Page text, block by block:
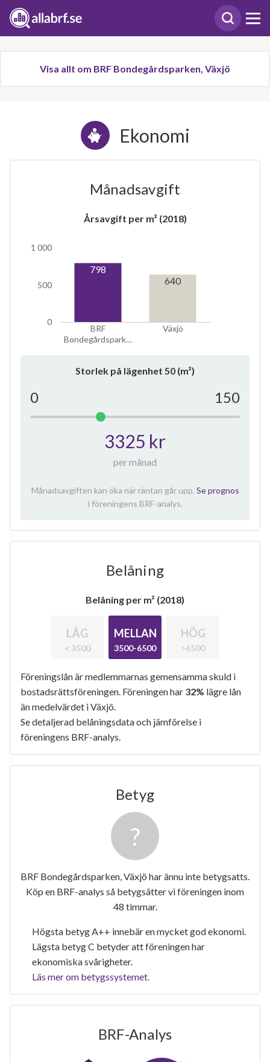
Visa allt om BRF Bondegårdsparken, Växjö
Ekonomi
Månadsavgift
Årsavgift per m² (2018)
BRF
Bondegårdspark…
Växjö
0
500
1 000
798
640
Storlek på lägenhet 50 (m²)
0 150
3325 kr
per månad
Månadsavgiften kan öka när räntan går upp.Se
prognosi föreningens BRF-analys.
Belåning
Belåning per m² (2018)
LÅG
< 3500
MELLAN
3500-6500
HÖG
>6500
Föreningslån är medlemmarnas gemensamma skuld
i bostadsrättsföreningen. Föreningen har32%lägre
lån än medelvärdet i Växjö.
Se detaljerad belåningsdata och jämförelse i
föreningens BRF-analys.
Betyg
BRF Bondegårdsparken, Växjö har ännu inte
betygsatts. Köp en BRF-analys så betygsätter vi
föreningen inom 48 timmar.
Högsta betyg A++ innebär en mycket god ekonomi.
Lägsta betyg C betyder att föreningen har
ekonomiska svårigheter.
Läs mer om betygssystemet.
BRF-Analys